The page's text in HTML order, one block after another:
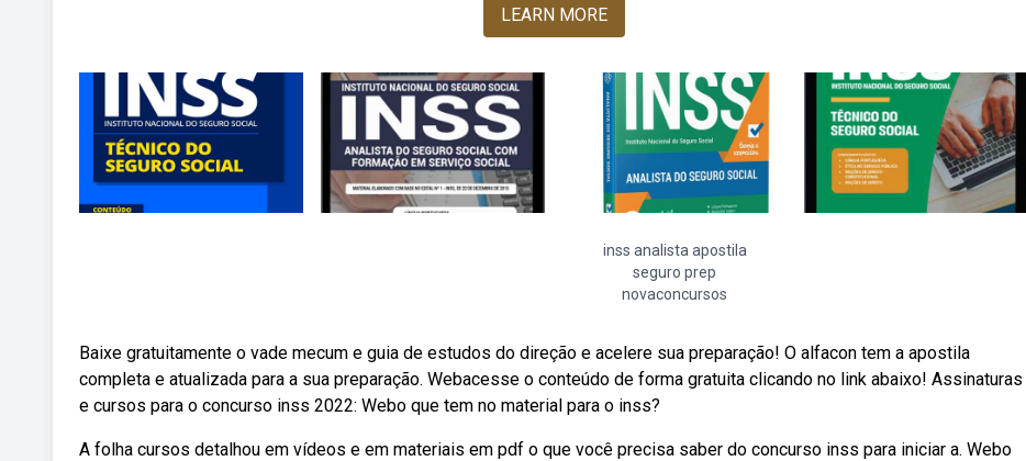
LEARN MORE
inss analista apostila
seguro prep
novaconcursos
Baixe gratuitamente o vade mecum e guia de estudos do direção e acelere sua preparação! O alfacon tem a apostila
completa e atualizada para a sua preparação. Webacesse o conteúdo de forma gratuita clicando no link abaixo! Assinaturas
e cursos para o concurso inss 2022: Webo que tem no material para o inss?
A folha cursos detalhou em vídeos e em materiais em pdf o que você precisa saber do concurso inss para iniciar a. Webo